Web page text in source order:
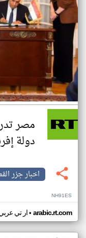
مصر
دولة
اخبار جزر
NH91ES
ار تي• arabic.rt.com